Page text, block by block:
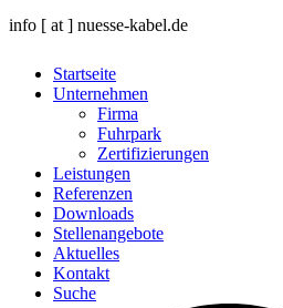
info [ at ] nuesse-kabel.de
Startseite
Unternehmen
Firma
Fuhrpark
Zertifizierungen
Leistungen
Referenzen
Downloads
Stellenangebote
Aktuelles
Kontakt
Suche